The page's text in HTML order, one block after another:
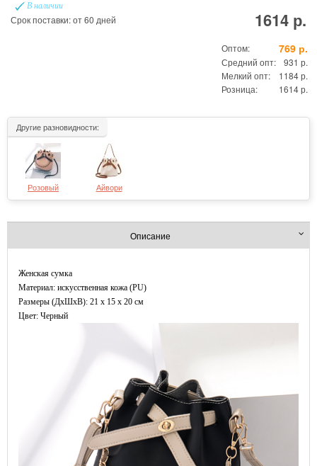
В наличии
Срок поставки: от 60 дней 1614 р.
Оптом: 769 р.
Средний опт:
931 р.
Мелкий опт:
1184 р.
Розница:
1614 р.
Другие разновидности:
Розовый Айвори
Описание
Женская сумка
Материал: искусственная кожа (PU)
Размеры (ДxШхВ): 21 x 15 x 20 см
Цвет: Черный